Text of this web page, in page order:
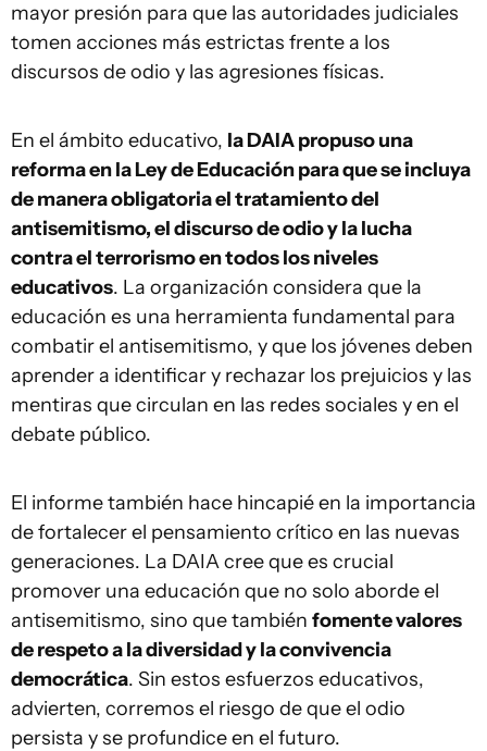
mayor presión para que las autoridades judiciales
tomen acciones más estrictas frente a los
discursos de odio y las agresiones físicas.
En el ámbito educativo, la DAIA propuso una
reforma en la Ley de Educación para que se incluya
de manera obligatoria el tratamiento del
antisemitismo, el discurso de odio y la lucha
contra el terrorismo en todos los niveles
educativos. La organización considera que la
educación es una herramienta fundamental para
combatir el antisemitismo, y que los jóvenes deben
aprender a identificar y rechazar los prejuicios y las
mentiras que circulan en las redes sociales y en el
debate público.
El informe también hace hincapié en la importancia
de fortalecer el pensamiento crítico en las nuevas
generaciones. La DAIA cree que es crucial
promover una educación que no solo aborde el
antisemitismo, sino que también fomente valores
de respeto a la diversidad y la convivencia
democrática. Sin estos esfuerzos educativos,
advierten, corremos el riesgo de que el odio
persista y se profundice en el futuro.